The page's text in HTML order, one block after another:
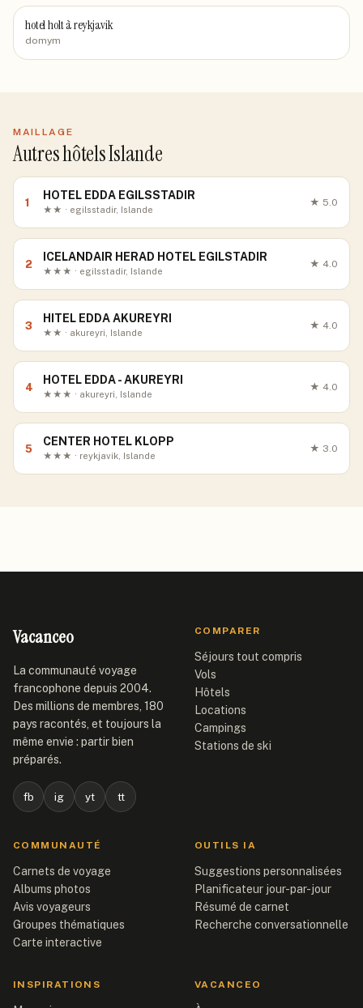
hotel holt à reykjavik
domym
MAILLAGE
Autres hôtels Islande
1
HOTEL EDDA EGILSSTADIR
★★ · egilsstadir, Islande
★ 5.0
2
ICELANDAIR HERAD HOTEL EGILSTADIR
★★★ · egilsstadir, Islande
★ 4.0
3
HITEL EDDA AKUREYRI
★★ · akureyri, Islande
★ 4.0
4
HOTEL EDDA - AKUREYRI
★★★ · akureyri, Islande
★ 4.0
5
CENTER HOTEL KLOPP
★★★ · reykjavik, Islande
★ 3.0
Vacanceo
La communauté voyage
francophone depuis 2004.
Des millions de membres, 180
pays racontés, et toujours la
même envie : partir bien
préparés.
fb ig yt tt
COMPARER
Séjours tout compris
Vols
Hôtels
Locations
Campings
Stations de ski
COMMUNAUTÉ
Carnets de voyage
Albums photos
Avis voyageurs
Groupes thématiques
Carte interactive
OUTILS IA
Suggestions personnalisées
Planificateur jour-par-jour
Résumé de carnet
Recherche conversationnelle
INSPIRATIONS VACANCEO